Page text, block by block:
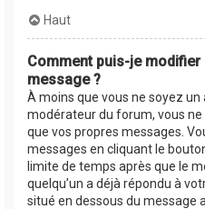
Haut
Comment puis-je
message ?
À moins que vous ne soyez
modérateur du forum, vous
que vos propres messages.
messages en cliquant le
limite de temps après que le
quelqu’un a déjà répondu à
situé en dessous du message